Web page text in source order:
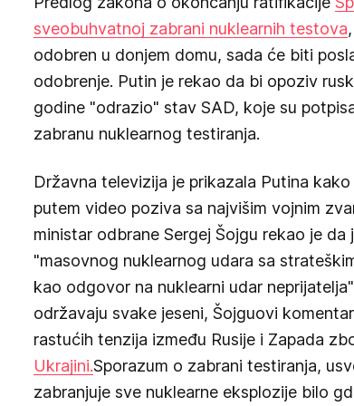
sveobuhvatnoj zabrani nuklearnih testova
odobren u donjem domu, sada će biti
odobrenje. Putin je rekao da bi opoziv
godine "odrazio" stav SAD, koje su
zabranu nuklearnog testiranja.
Državna televizija je prikazala Putina
putem video poziva sa najvišim vojnim
ministar odbrane Sergej Šojgu rekao je
"masovnog nuklearnog udara sa
kao odgovor na nuklearni udar
održavaju svake jeseni, Šojguovi
rastućih tenzija između Rusije i Zapada
Ukrajini.Sporazum o zabrani testiranja,
zabranjuje sve nuklearne eksplozije bilo